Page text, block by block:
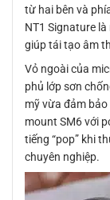
từ hai bên và
NT1 Signature
giúp tái tạo âm
Vỏ ngoài của
phủ lớp sơn
mỹ vừa đảm
mount SM6 với
tiếng “pop” khi
chuyên nghiệp.